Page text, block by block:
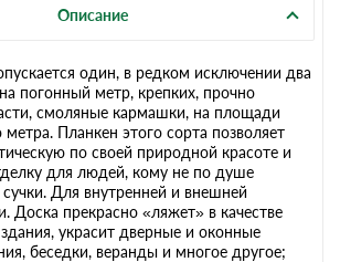
Описание
один, в редком исключении два
погонный метр, крепких, прочно
смоляные кармашки, на площади
Планкен этого сорта позволяет
по своей природной красоте и
для людей, кому не по душе
Для внутренней и внешней
Доска прекрасно «ляжет» в качестве
украсит дверные и оконные
беседки, веранды и многое другое;